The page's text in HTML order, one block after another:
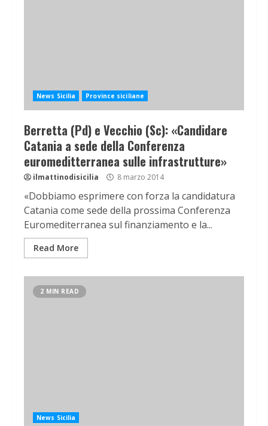
News Sicilia Province siciliane
Berretta (Pd) e Vecchio (Sc): «Candidare
Catania a sede della Conferenza
euromeditterranea sulle infrastrutture»
ilmattinodisicilia 8 marzo 2014
«Dobbiamo esprimere con forza la candidatura
Catania come sede della prossima Conferenza
Euromediterranea sul finanziamento e la...
Read More
2 MIN READ
News Sicilia